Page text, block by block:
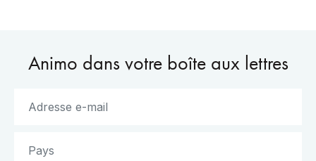
Animo dans votre boîte aux lettres